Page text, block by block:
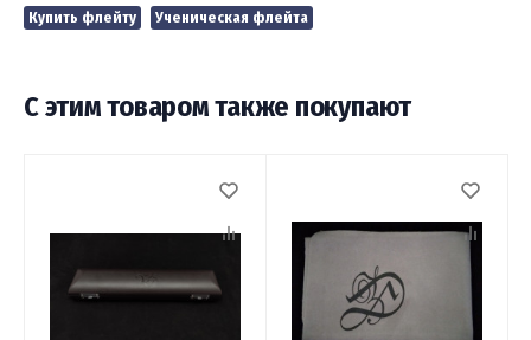
Купить флейту Ученическая флейта
С этим товаром также покупают